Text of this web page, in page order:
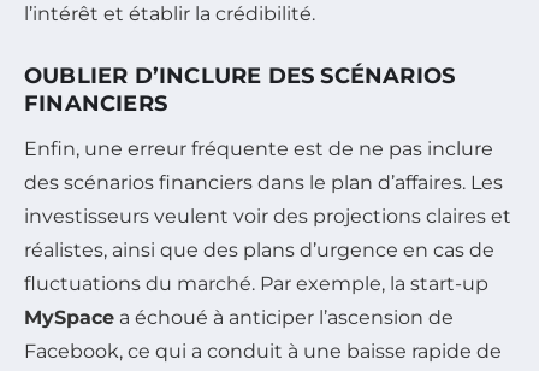
l’intérêt et établir la crédibilité.
OUBLIER D’INCLURE DES SCÉNARIOS
FINANCIERS
Enfin, une erreur fréquente est de ne pas inclure
des scénarios financiers dans le plan d’affaires. Les
investisseurs veulent voir des projections claires et
réalistes, ainsi que des plans d’urgence en cas de
fluctuations du marché. Par exemple, la start-up
MySpace a échoué à anticiper l’ascension de
Facebook, ce qui a conduit à une baisse rapide de